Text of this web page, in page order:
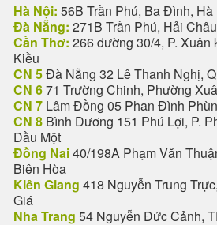
Hà Nội: 56B Trần Phú, Ba Đình, Hà
Đà Nẵng: 271B Trần Phú, Hải Châu
Cần Thơ: 266 đường 30/4, P. Xuân
Kiều
CN 5Đà Nẵng 32 Lê Thanh Nghị,
CN 671 Trường Chinh, Phường
CN 7 Lâm Đồng 05 Phan Đình
CN 8 Bình Dương 151 Phú Lợi, P.
Dầu Một
Đồng Nai40/198A Phạm Văn
Biên Hòa
Kiên Giang 418 Nguyễn Trung
Giá
Nha Trang 54 Nguyễn Đức Cảnh,